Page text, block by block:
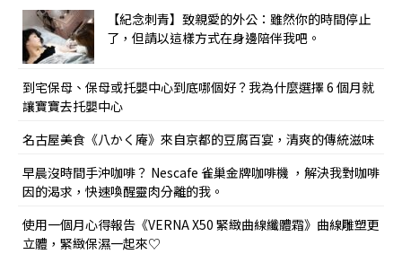
【紀念刺青】致親愛的外公：雖然你的時間停止
了，但請以這樣方式在身邊陪伴我吧。
到宅保母、保母或托嬰中心到底哪個好？我為什麼選擇 6 個月就
讓寶寶去托嬰中心
名古屋美食《八かく庵》來自京都的豆腐百宴，清爽的傳統滋味
早晨沒時間手沖咖啡？ Nescafe 雀巢金牌咖啡機 ，解決我對咖啡
因的渴求，快速喚醒靈肉分離的我。
使用一個月心得報告《VERNA X50 緊緻曲線纖體霜》曲線雕塑更
立體，緊緻保濕一起來♡